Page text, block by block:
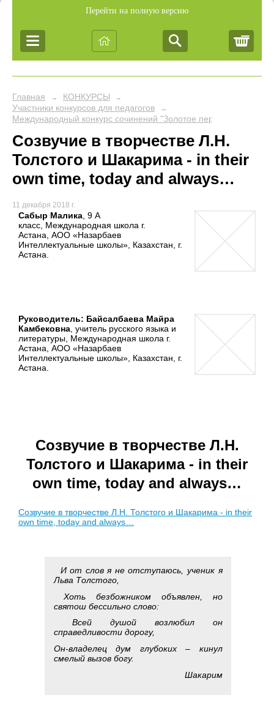
Перейти на полную версию
Главная → КОНКУРСЫ →
Участники конкурсов для педагогов →
Международный конкурс сочинений "Золотое перо"
Созвучие в творчестве Л.Н.
Толстого и Шакарима - in their
own time, today and always…
11 декабря 2018 г.
Сабыр Малика, 9 А
класс, Международная школа г.
Астана, АОО «Назарбаев
Интеллектуальные школы», Казахстан, г.
Астана.
Руководитель: Байсалбаева Майра
Камбековна , учитель русского языка и
литературы, Международная школа г.
Астана, АОО «Назарбаев
Интеллектуальные школы», Казахстан, г.
Астана.
Созвучие в творчестве Л.Н.
Толстого и Шакарима - in their
own time, today and always…
Созвучие в творчестве Л.Н. Толстого и Шакарима - in their
own time, today and always…
И от слов я не отступаюсь, ученик я
Льва Толстого,
Хоть безбожником объявлен, но
святош бессильно слово:
Всей душой возлюбил он
справедливости дорогу,
Он-владелец дум глубоких – кинул
смелый вызов богу.
Шакарим